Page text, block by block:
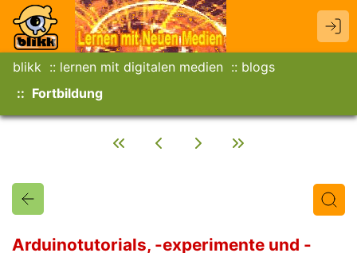
blikk lernen mit digitalen medien
blogs
Fortbildung
Arduinotutorials, -experimente und -